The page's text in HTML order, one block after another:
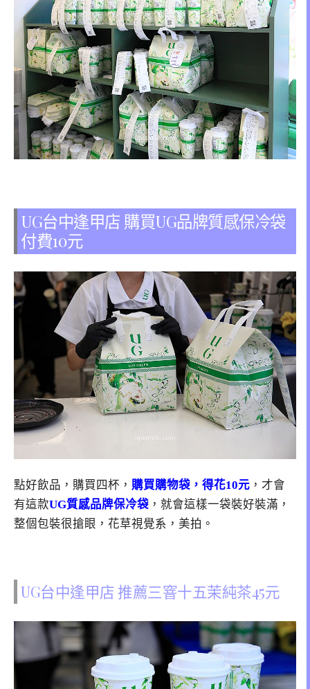
UG台中逢甲店 購買UG品牌質感保冷袋
付費10元
點好飲品，購買四杯， 購買購物袋，得花10元 ，才會
有這款UG質感品牌保冷袋 ，就會這樣一袋裝好裝滿，
整個包裝很搶眼，花草視覺系，美拍。
UG台中逢甲店 推薦三窨十五茉純茶45元